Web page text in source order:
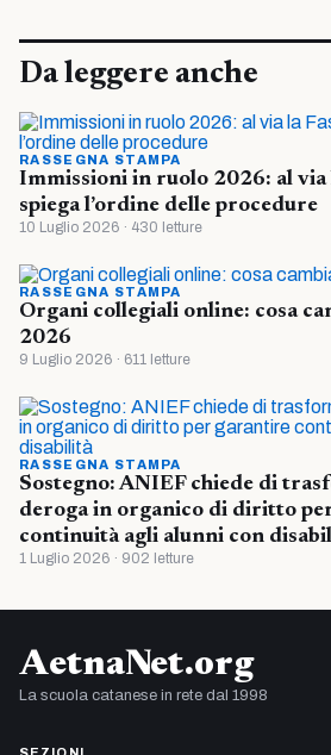
Da leggere anche
RASSEGNA STAMPA
Immissioni in ruolo 2026: al via
spiega l’ordine delle procedure
10 Luglio 2026 · 430 letture
RASSEGNA STAMPA
Organi collegiali online: cosa
2026
9 Luglio 2026 · 611 letture
RASSEGNA STAMPA
Sostegno: ANIEF chiede di
deroga in organico di diritto
continuità agli alunni con
1 Luglio 2026 · 902 letture
AetnaNet.org
La scuola catanese in rete dal 1998